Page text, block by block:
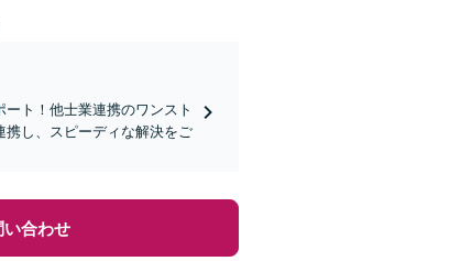
ト！他士業連携のワンスト
携し、スピーディな解決をご
い合わせ